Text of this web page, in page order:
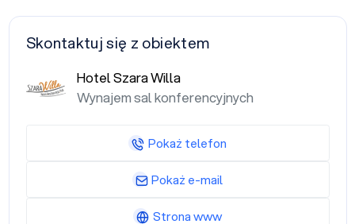
Skontaktuj się z obiektem
Hotel Szara Willa
Wynajem sal konferencyjnych
Pokaż telefon
Pokaż e-mail
Strona www